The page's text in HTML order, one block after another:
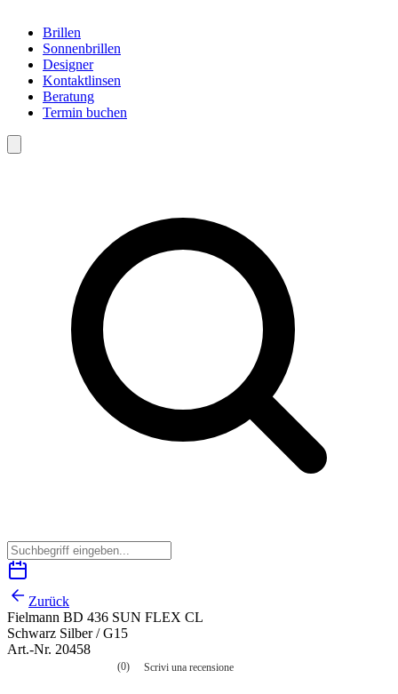
Brillen
Sonnenbrillen
Designer
Kontaktlinsen
Beratung
Termin buchen
Zurück
Fielmann BD 436 SUN FLEX CL
Schwarz Silber / G15
Art.-Nr. 20458
(0) Scrivi una recensione